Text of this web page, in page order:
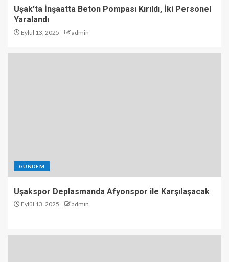
Uşak’ta İnşaatta Beton Pompası Kırıldı, İki Personel
Yaralandı
Eylül 13, 2025 admin
GÜNDEM
Uşakspor Deplasmanda Afyonspor ile Karşılaşacak
Eylül 13, 2025 admin